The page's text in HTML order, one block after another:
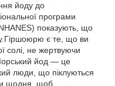
йоду до
програми
показують, що
є те, що ви
солі, не жертвуючи
йод — це
люди, що піклуються
щодня, щоб